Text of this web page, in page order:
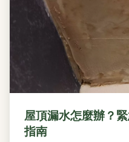
屋頂漏水怎麼辦？
指南